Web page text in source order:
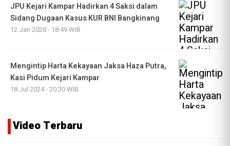
JPU Kejari Kampar Hadirkan 4 Saksi dalam
Sidang Dugaan Kasus KUR BNI Bangkinang
12 Jan 2026 - 18:49 WIB
Mengintip Harta Kekayaan Jaksa Haza Putra,
Kasi Pidum Kejari Kampar
18 Jul 2024 - 20:30 WIB
Video Terbaru